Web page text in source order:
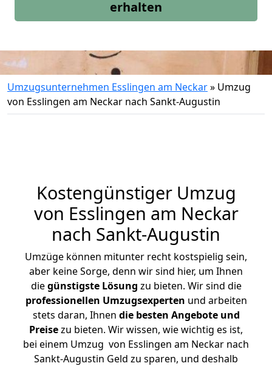
erhalten
Umzugsunternehmen Esslingen am Neckar» Umzug
von Esslingen am Neckar nach Sankt-Augustin
Kostengünstiger Umzug
von Esslingen am Neckar
nach Sankt-Augustin
Umzüge können mitunter recht kostspielig sein,
aber keine Sorge, denn wir sind hier, um Ihnen
diegünstigste Lösung zu bieten. Wir sind die
professionellen Umzugsexperten und arbeiten
stets daran, Ihnen die besten Angebote und
Preisezu bieten. Wir wissen, wie wichtig es ist,
bei einem Umzug von Esslingen am Neckar nach
Sankt-Augustin Geld zu sparen, und deshalb